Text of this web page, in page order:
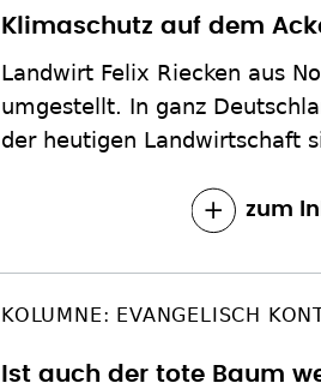
Klimaschutz auf dem
Landwirt Felix Riecken aus
umgestellt. In ganz
der heutigen Landwirtschaft
zum
KOLUMNE: EVANGELISCH
Ist auch der tote Baum